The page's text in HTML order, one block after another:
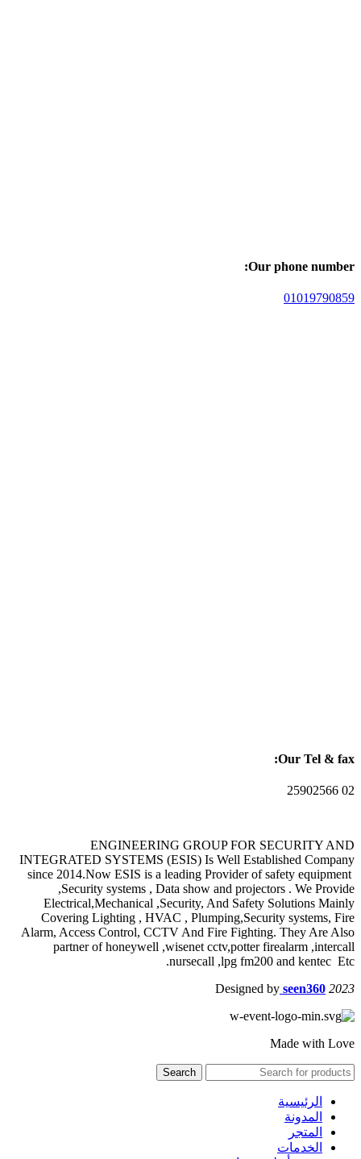
Our phone number:
01019790859
Our Tel & fax:
02 25902566
ENGINEERING GROUP FOR SECURITY AND
INTEGRATED SYSTEMS (ESIS) Is Well Established Company
since 2014.Now ESIS is a leading Provider of safety equipment
,Security systems , Data show and projectors . We Provide
Electrical,Mechanical ,Security, And Safety Solutions Mainly
Covering Lighting , HVAC , Plumping,Security systems, Fire
Alarm, Access Control, CCTV And Fire Fighting. They Are Also
partner of honeywell ,wisenet cctv,potter firealarm ,intercall
nursecall ,lpg fm200 and kentec Etc.
Designed by seen360 2023
Made with Love
Search
الرئيسية
المدونة
المتجر
الخدمات